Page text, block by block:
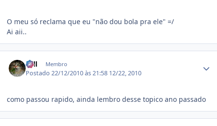
O meu só reclama que eu "não dou bola pra ele" =/
Ai aii..
Zell Membro
Postado22/12/2010 às 21:58 12/22, 2010
como passou rapido, ainda lembro desse topico ano passado